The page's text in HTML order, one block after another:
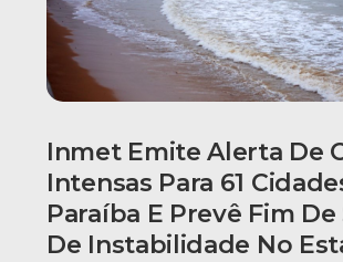
Inmet Emite Alerta De
Intensas Para 61
Paraíba E Prevê Fim De
De Instabilidade No